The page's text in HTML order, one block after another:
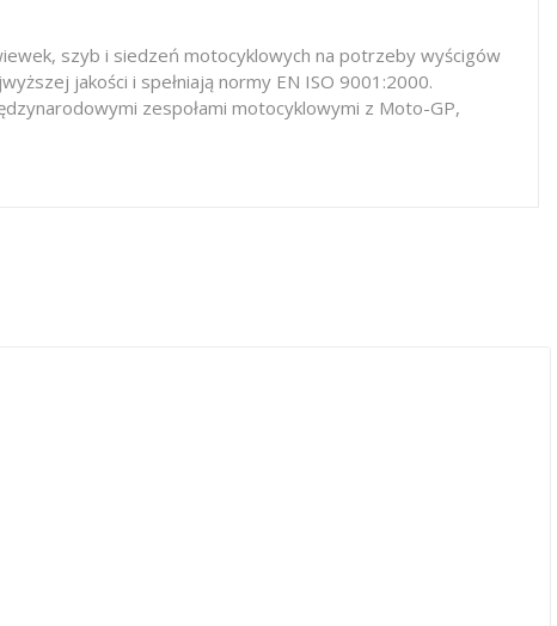
szyb i siedzeń motocyklowych na potrzeby wyścigów
jakości i spełniają normy EN ISO 9001:2000.
zespołami motocyklowymi z Moto-GP,